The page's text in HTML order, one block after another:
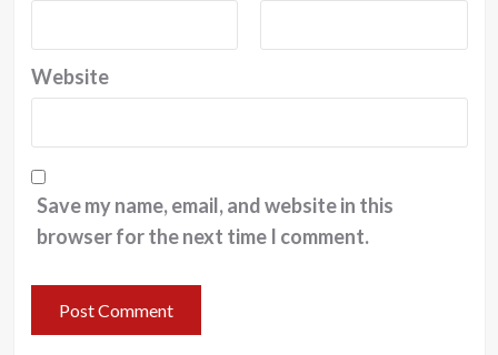
Website
Save my name, email, and website in this
browser for the next time I comment.